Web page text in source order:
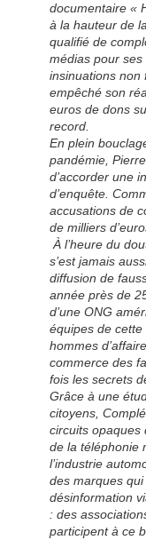
documentaire «
à la hauteur de
qualifié de
médias pour
insinuations non
empêché son
euros de dons
record.
En plein
pandémie,
d’accorder une
d’enquête.
accusations de
de milliers
À l’heure du
s’est jamais
diffusion de
année près de
d’une ONG
équipes de
hommes
commerce des
fois les secrets
Grâce à une
citoyens,
circuits opaques
de la téléphonie
l’industrie
des marques
désinformation
: des
participent à ce